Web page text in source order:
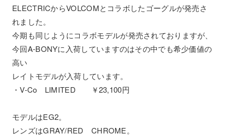
ELECTRICからVOLCOMとコラボしたゴーグルが発売さ
れました。
今期も同じようにコラボモデルが発売されておりますが、
今回A-BONYに入荷していますのはその中でも希少価値の
高い
レイトモデルが入荷しています。
・V-Co LIMITED ￥23,100円
モデルはEG2。
レンズはGRAY/RED CHROME。